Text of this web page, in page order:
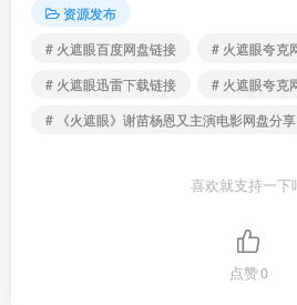
资源发布
# 火遮眼百度网盘链接
# 火遮眼夸克
# 火遮眼迅雷下载链接
# 火遮眼夸克
# 《火遮眼》谢苗杨恩又主演电影网盘分享
喜欢就支持一下
点赞0